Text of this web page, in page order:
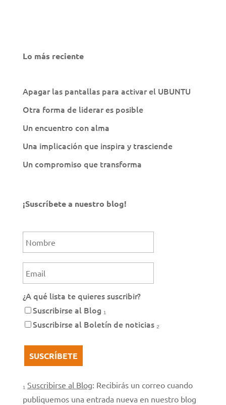
Lo más reciente
Apagar las pantallas para activar el UBUNTU
Otra forma de liderar es posible
Un encuentro con alma
Una implicación que inspira y trasciende
Un compromiso que transforma
¡Suscríbete a nuestro blog!
¿A qué lista te quieres suscribir?
Suscribirse al Blog ₁
Suscribirse al Boletín de noticias ₂
₁ Suscribirse al Blog: Recibirás un correo cuando
publiquemos una entrada nueva en nuestro blog